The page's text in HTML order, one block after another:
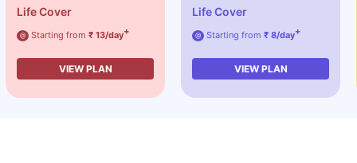
Life Cover
@ Starting from ₹ 13/day+
VIEW PLAN
Life Cover
@ Starting from ₹ 8/day+
VIEW PLAN